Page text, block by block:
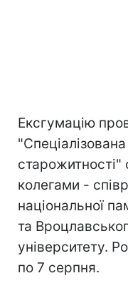
Ексгумацію
старожитності"
колегами -
національної
та
університету.
по 7 серпня.